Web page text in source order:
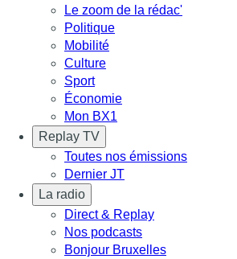
Le zoom de la rédac'
Politique
Mobilité
Culture
Sport
Économie
Mon BX1
Replay TV
Toutes nos émissions
Dernier JT
La radio
Direct & Replay
Nos podcasts
Bonjour Bruxelles